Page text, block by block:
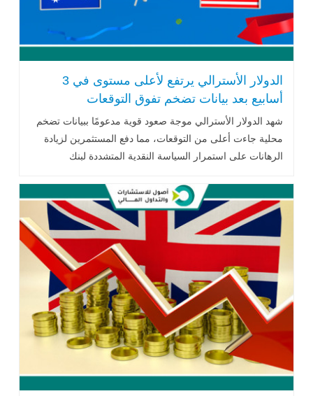
الدولار الأسترالي يرتفع لأعلى مستوى في 3
أسابيع بعد بيانات تضخم تفوق التوقعات
شهد الدولار الأسترالي موجة صعود قوية مدعومًا ببيانات تضخم
محلية جاءت أعلى من التوقعات، مما دفع المستثمرين لزيادة
الرهانات على استمرار السياسة النقدية المتشددة لبنك